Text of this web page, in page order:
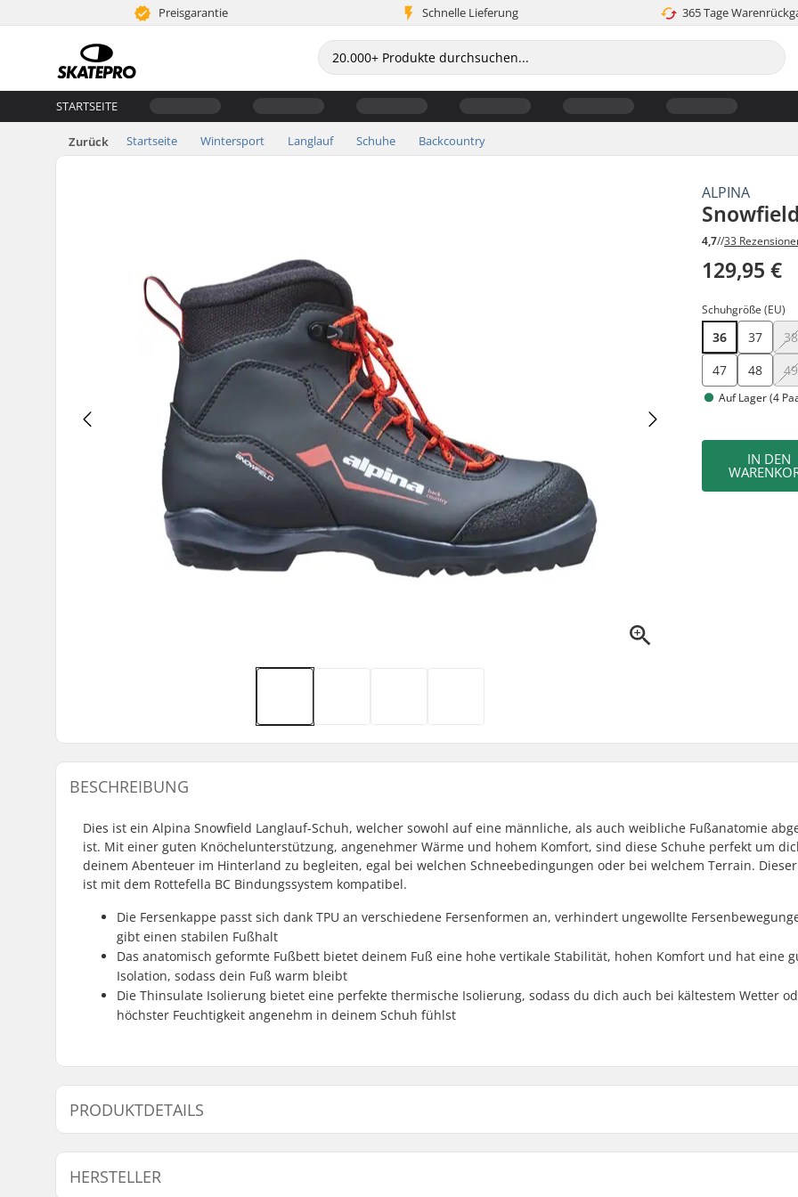
Preisgarantie Schnelle Lieferung 365 Tage
STARTSEITE
Zurück Startseite Wintersport Langlauf Schuhe Backcountry
ALPINA
4,7//33
129,95 €
Schuhgröße (EU)
36 37
38
47
48 49
Auf Lager (4
IN DEN
BESCHREIBUNG
Dies ist ein Alpina Snowfield Langlauf-Schuh, welcher sowohl auf eine männliche, als auch weibliche Fußanatomie
ist. Mit einer guten Knöchelunterstützung, angenehmer Wärme und hohem Komfort, sind diese Schuhe perfekt um
deinem Abenteuer im Hinterland zu begleiten, egal bei welchen Schneebedingungen oder bei welchem Terrain.
ist mit dem Rottefella BC Bindungssystem kompatibel.
Die Fersenkappe passt sich dank TPU an verschiedene Fersenformen an, verhindert ungewollte
gibt einen stabilen Fußhalt
Das anatomisch geformte Fußbett bietet deinem Fuß eine hohe vertikale Stabilität, hohen Komfort und hat eine
Isolation, sodass dein Fuß warm bleibt
Die Thinsulate Isolierung bietet eine perfekte thermische Isolierung, sodass du dich auch bei kältestem Wetter
höchster Feuchtigkeit angenehm in deinem Schuh fühlst
PRODUKTDETAILS
Extra Features: Leather,TPU,Anatomic footbed,
Ski-Typ:
HERSTELLER